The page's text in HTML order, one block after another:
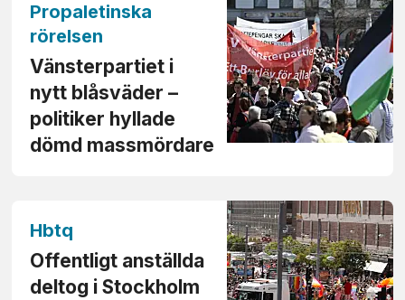
Propaletinska
rörelsen
Vänsterpartiet i
nytt blåsväder –
politiker hyllade
dömd massmördare
Hbtq
Offentligt anställda
deltog i Stockholm